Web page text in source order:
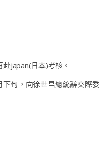
japan(日本)考核。
旬，向徐世昌總統辭交際